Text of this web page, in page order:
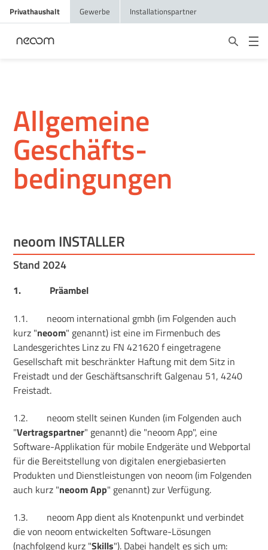
Privathaushalt Gewerbe Installationspartner
Allgemeine
Geschäfts­
bedingungen
neoom INSTALLER
Stand 2024
1.
Präambel
1.1.
neoom international gmbh (im Folgenden auch
kurz "neoom" genannt) ist eine im Firmenbuch des
Landesgerichtes Linz zu FN 421620 f eingetragene
Gesellschaft mit beschränkter Haftung mit dem Sitz in
Freistadt und der Geschäftsanschrift Galgenau 51, 4240
Freistadt.
1.2.
neoom stellt seinen Kunden (im Folgenden auch
"Vertragspartner" genannt) die "neoom App", eine
Software-Applikation für mobile Endgeräte und Webportal
für die Bereitstellung von digitalen energiebasierten
Produkten und Dienstleistungen von neoom (im Folgenden
auch kurz "neoom App" genannt) zur Verfügung.
1.3.
neoom App dient als Knotenpunkt und verbindet
die von neoom entwickelten Software-Lösungen
(nachfolgend kurz "Skills"). Dabei handelt es sich um: